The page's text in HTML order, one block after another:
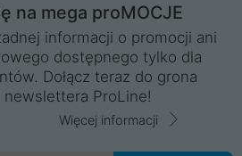
na mega proMOCJE
informacji o promocji ani
dostępnego tylko dla
Dołącz teraz do grona
ProLine!
Więcej informacji